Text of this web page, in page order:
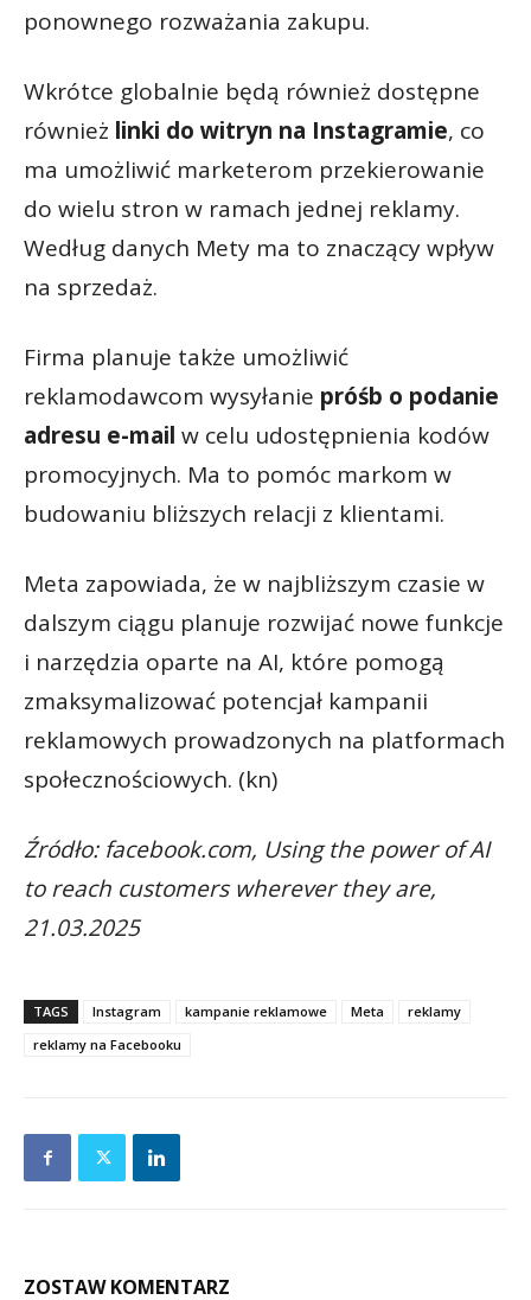
ponownego rozważania zakupu.
Wkrótce globalnie będą również dostępne
również linki do witryn na Instagramie, co
ma umożliwić marketerom przekierowanie
do wielu stron w ramach jednej reklamy.
Według danych Mety ma to znaczący wpływ
na sprzedaż.
Firma planuje także umożliwić
reklamodawcom wysyłanie próśb o podanie
adresu e-mail w celu udostępnienia kodów
promocyjnych. Ma to pomóc markom w
budowaniu bliższych relacji z klientami.
Meta zapowiada, że w najbliższym czasie w
dalszym ciągu planuje rozwijać nowe funkcje
i narzędzia oparte na AI, które pomogą
zmaksymalizować potencjał kampanii
reklamowych prowadzonych na platformach
społecznościowych. (kn)
Źródło: facebook.com, Using the power of AI
to reach customers wherever they are,
21.03.2025
TAGS Instagram kampanie reklamowe Meta
reklamy
reklamy na Facebooku
ZOSTAW KOMENTARZ